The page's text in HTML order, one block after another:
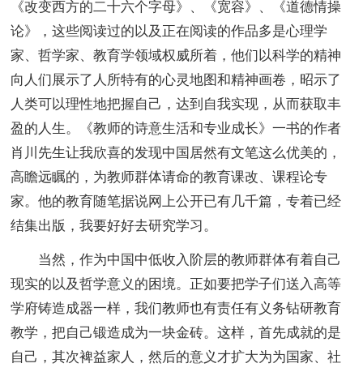
《改变西方的二十六个字母》、《宽容》、《道德情操
论》，这些阅读过的以及正在阅读的作品多是心理学
家、哲学家、教育学领域权威所着，他们以科学的精神
向人们展示了人所特有的心灵地图和精神画卷，昭示了
人类可以理性地把握自己，达到自我实现，从而获取丰
盈的人生。《教师的诗意生活和专业成长》一书的作者
肖川先生让我欣喜的发现中国居然有文笔这么优美的，
高瞻远瞩的，为教师群体请命的教育课改、课程论专
家。他的教育随笔据说网上公开已有几千篇，专着已经
结集出版，我要好好去研究学习。
当然，作为中国中低收入阶层的教师群体有着自己
现实的以及哲学意义的困境。正如要把学子们送入高等
学府铸造成器一样，我们教师也有责任有义务钻研教育
教学，把自己锻造成为一块金砖。这样，首先成就的是
自己，其次裨益家人，然后的意义才扩大为为国家、社